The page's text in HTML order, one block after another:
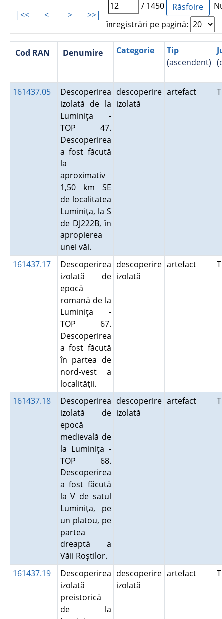
|<< < > >>|
/ 1450
înregistrări pe pagină:
Cod RAN Denumire Categorie
Tip
(ascendent)
161437.05
Descoperirea
izolată de la
Luminiţa -
TOP 47.
Descoperirea
a fost făcută
la
aproximativ
1,50 km SE
de localitatea
Luminiţa, la S
de DJ222B, în
apropierea
unei văi.
descoperire
izolată
artefact
161437.17
Descoperirea
izolată de
epocă
romană de la
Luminiţa -
TOP 67.
Descoperirea
a fost făcută
în partea de
nord-vest a
localităţii.
descoperire
izolată
artefact
161437.18
Descoperirea
izolată de
epocă
medievală de
la Luminiţa -
TOP 68.
Descoperirea
a fost făcută
la V de satul
Luminiţa, pe
un platou, pe
partea
dreaptă a
Văii Roştilor.
descoperire
izolată
artefact
161437.19
Descoperirea
izolată
preistorică
de la
descoperire
izolată
artefact